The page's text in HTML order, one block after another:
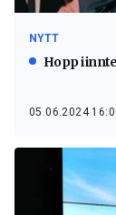
NYTT
Hopp i
05.06.2024